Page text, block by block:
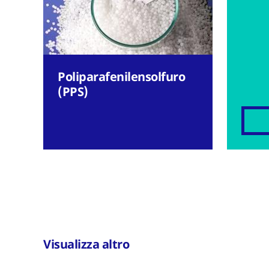
Poliparafenilensolfuro
(PPS)
Visualizza altro